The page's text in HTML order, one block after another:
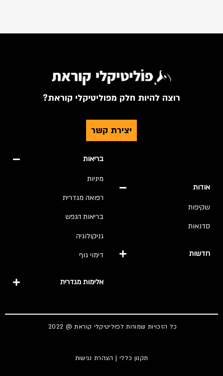
רוצה להיות חלק מפוליטיקלי קוראת?
יצירת קשר
אודות
שקיפות
סדנאות
חדשות
בריאות
מיניות
רפואה מגדרית
בריאות הנפש
גניקולוגיה
דימוי גוף
אלימות מגדרית
כל הזכויות שמורות לפוליטיקלי קוראת @ 2022
תקנון כללי | הצהרת נגישות